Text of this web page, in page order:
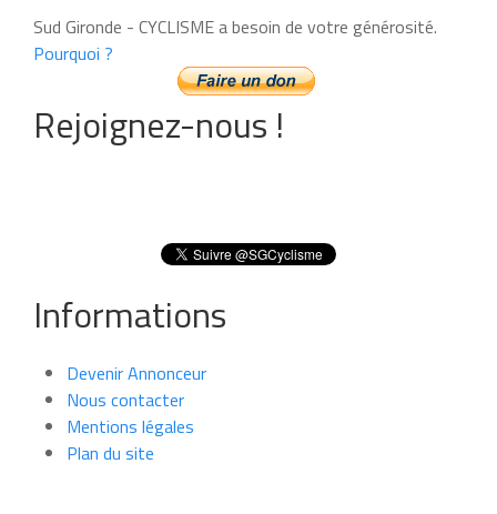
Sud Gironde - CYCLISME a besoin de votre générosité.
Pourquoi ?
Rejoignez-nous !
Informations
Devenir Annonceur
Nous contacter
Mentions légales
Plan du site